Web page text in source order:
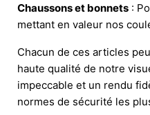
Chaussons et bonnets :
mettant en valeur nos
Chacun de ces articles
haute qualité de notre
impeccable et un rendu
normes de sécurité les